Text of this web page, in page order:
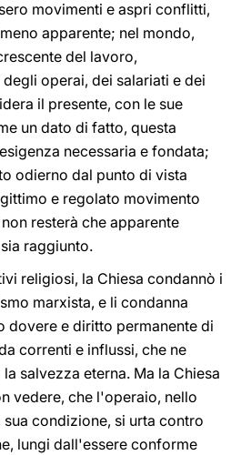
movimenti e aspri conflitti,
apparente; nel mondo,
del lavoro,
operai, dei salariati e dei
il presente, con le sue
un dato di fatto, questa
necessaria e fondata;
odierno dal punto di vista
e regolato movimento
resterà che apparente
raggiunto.
religiosi, la Chiesa condannò i
marxista, e li condanna
dovere e diritto permanente di
correnti e influssi, che ne
salvezza eterna. Ma la Chiesa
vedere, che l'operaio, nello
condizione, si urta contro
lungi dall'essere conforme